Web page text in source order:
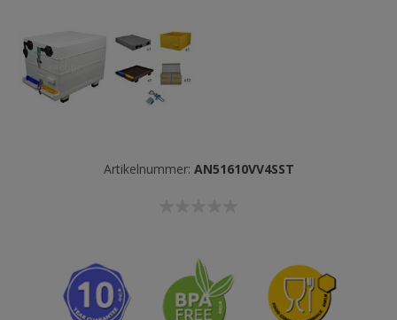
Artikelnummer: AN51610VV4SST